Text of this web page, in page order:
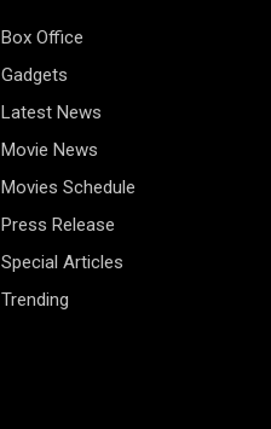
Box Office
Gadgets
Latest News
Movie News
Movies Schedule
Press Release
Special Articles
Trending